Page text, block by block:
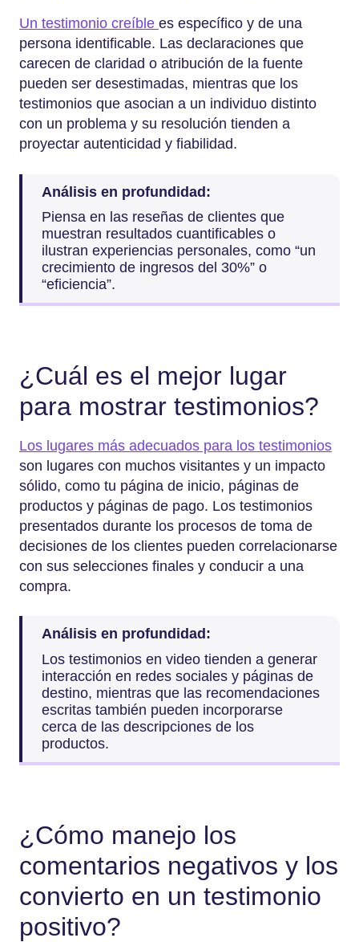
Un testimonio creíble es específico y de una
persona identificable. Las declaraciones que
carecen de claridad o atribución de la fuente
pueden ser desestimadas, mientras que los
testimonios que asocian a un individuo distinto
con un problema y su resolución tienden a
proyectar autenticidad y fiabilidad.
Análisis en profundidad:
Piensa en las reseñas de clientes que
muestran resultados cuantificables o
ilustran experiencias personales, como “un
crecimiento de ingresos del 30%” o
“eficiencia”.
¿Cuál es el mejor lugar
para mostrar testimonios?
Los lugares más adecuados para los testimonios
son lugares con muchos visitantes y un impacto
sólido, como tu página de inicio, páginas de
productos y páginas de pago. Los testimonios
presentados durante los procesos de toma de
decisiones de los clientes pueden correlacionarse
con sus selecciones finales y conducir a una
compra.
Análisis en profundidad:
Los testimonios en video tienden a generar
interacción en redes sociales y páginas de
destino, mientras que las recomendaciones
escritas también pueden incorporarse
cerca de las descripciones de los
productos.
¿Cómo manejo los
comentarios negativos y los
convierto en un testimonio
positivo?